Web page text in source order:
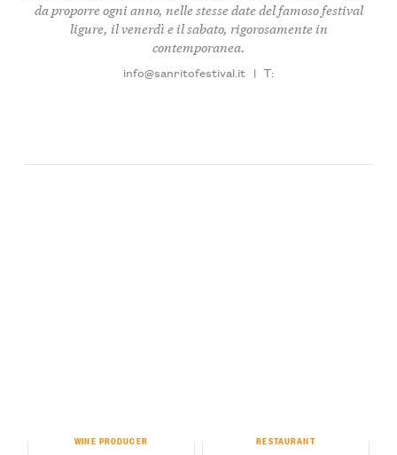
da proporre ogni anno, nelle stesse date del famoso festival
ligure, il venerdì e il sabato, rigorosamente in
contemporanea.
info@sanritofestival.it | T:
WINE PRODUCER RESTAURANT